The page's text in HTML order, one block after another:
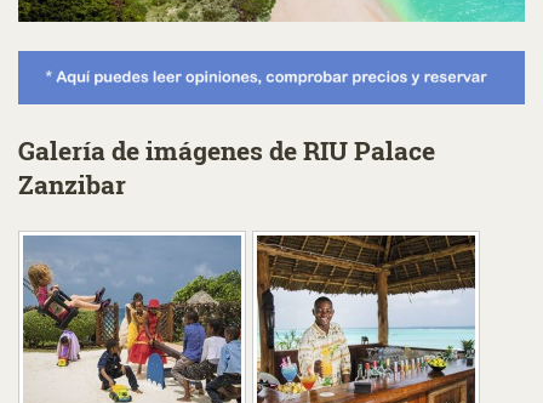
Galería de imágenes de RIU Palace
Zanzibar